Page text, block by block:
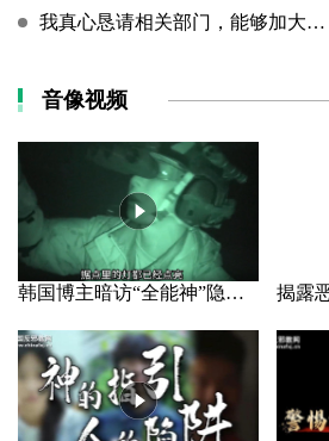
我真心恳请相关部门，能够加大对“全能神”邪教的打击力度
音像视频
韩国博主暗访“全能神”隐秘据点